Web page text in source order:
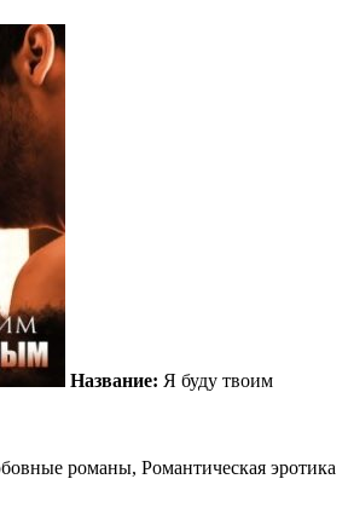
Название: Я буду твоим
романы, Романтическая эротика